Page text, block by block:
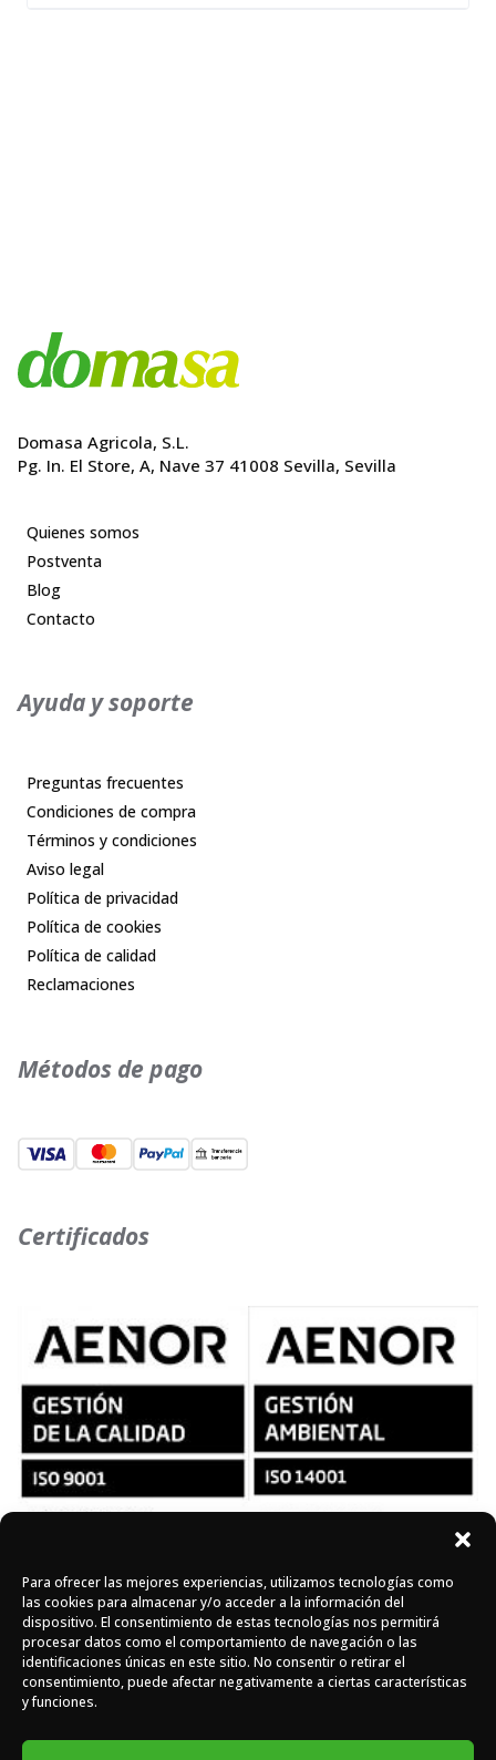
Para ofrecer las mejores experiencias, utilizamos tecnologías como
las cookies para almacenar y/o acceder a la información del
dispositivo. El consentimiento de estas tecnologías nos permitirá
procesar datos como el comportamiento de navegación o las
identificaciones únicas en este sitio. No consentir o retirar el
consentimiento, puede afectar negativamente a ciertas características
y funciones.
Domasa Agricola, S.L.
Pg. In. El Store, A, Nave 37 41008 Sevilla, Sevilla
Quienes somos
Postventa
Blog
Contacto
Ayuda y soporte
Preguntas frecuentes
Condiciones de compra
Términos y condiciones
Aviso legal
Política de privacidad
Política de cookies
Política de calidad
Reclamaciones
Métodos de pago
Certificados
Síguenos en redes
Instagram
Facebook
X